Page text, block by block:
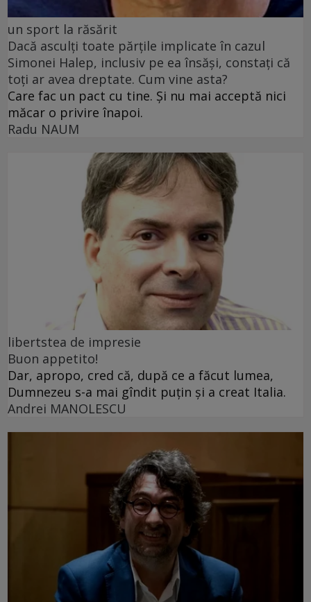
un sport la răsărit
Dacă asculți toate părțile implicate în cazul
Simonei Halep, inclusiv pe ea însăși, constați că
toți ar avea dreptate. Cum vine asta?
Care fac un pact cu tine. Și nu mai acceptă nici
măcar o privire înapoi.
Radu NAUM
libertstea de impresie
Buon appetito!
Dar, apropo, cred că, după ce a făcut lumea,
Dumnezeu s-a mai gîndit puțin și a creat Italia.
Andrei MANOLESCU